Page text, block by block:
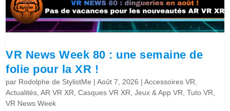
VR News Week 80 : une semaine de
folie pour la XR !
par Rodolphe de StylistMe |Août 7, 2026 |Accessoires VR
Actualités ,AR VR XR ,Casques VR XR ,Jeux & App VR ,Tuto VR
VR News Week